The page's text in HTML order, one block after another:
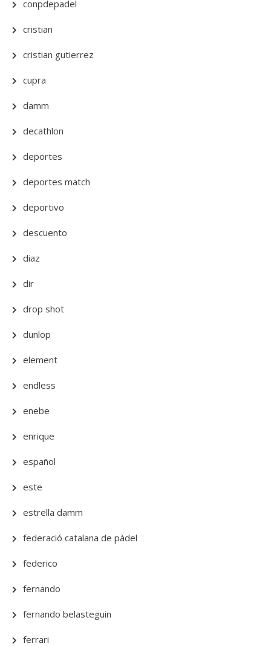
conpdepadel
cristian
cristian gutierrez
cupra
damm
decathlon
deportes
deportes match
deportivo
descuento
diaz
dir
drop shot
dunlop
element
endless
enebe
enrique
español
este
estrella damm
federació catalana de pàdel
federico
fernando
fernando belasteguin
ferrari